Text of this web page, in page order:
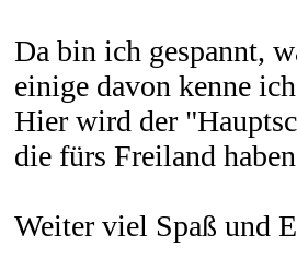
Da bin ich gespannt,
einige davon kenne
Hier wird der
die fürs Freiland
Weiter viel Spaß und